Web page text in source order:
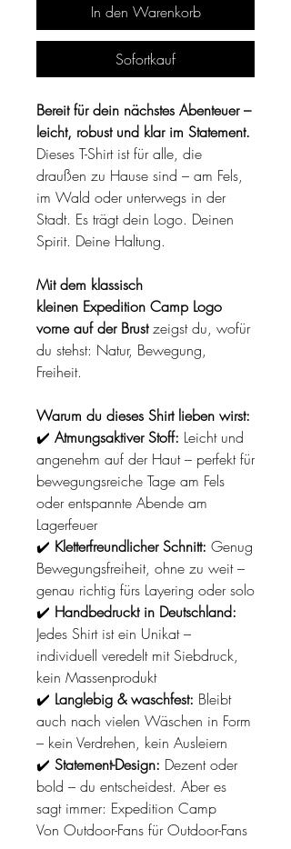
In den Warenkorb
Sofortkauf
Bereit für dein nächstes Abenteuer –
leicht, robust und klar im Statement.
Dieses T-Shirt ist für alle, die
draußen zu Hause sind – am Fels,
im Wald oder unterwegs in der
Stadt. Es trägt dein Logo. Deinen
Spirit. Deine Haltung.
Mit dem klassisch
kleinen Expedition Camp Logo
vorne auf der Brustzeigst du, wofür
du stehst: Natur, Bewegung,
Freiheit.
Warum du dieses Shirt lieben wirst:
✔️ Atmungsaktiver Stoff: Leicht und
angenehm auf der Haut – perfekt für
bewegungsreiche Tage am Fels
oder entspannte Abende am
Lagerfeuer
✔️ Kletterfreundlicher Schnitt: Genug
Bewegungsfreiheit, ohne zu weit –
genau richtig fürs Layering oder solo
✔️ Handbedruckt in Deutschland:
Jedes Shirt ist ein Unikat –
individuell veredelt mit Siebdruck,
kein Massenprodukt
✔️ Langlebig & waschfest: Bleibt
auch nach vielen Wäschen in Form
– kein Verdrehen, kein Ausleiern
✔️ Statement-Design: Dezent oder
bold – du entscheidest. Aber es
sagt immer: Expedition Camp
Von Outdoor-Fans für Outdoor-Fans